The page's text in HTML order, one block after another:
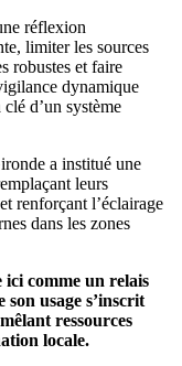
réflexion
limiter les sources
robustes et faire
dynamique
d’un système
a institué une
leurs
renforçant l’éclairage
dans les zones
ici comme un relais
usage s’inscrit
ressources
locale.